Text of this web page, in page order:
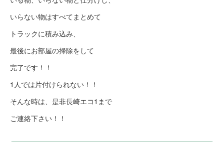
いらない物はすべてまとめて
トラックに積み込み、
最後にお部屋の掃除をして
完了です！！
1人では片付けられない！！
そんな時は、是非長崎エコ1まで
ご連絡下さい！！